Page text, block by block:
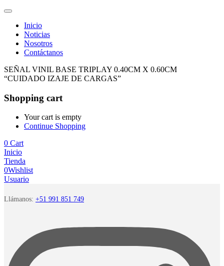
Inicio
Noticias
Nosotros
Contáctanos
SEÑAL VINIL BASE TRIPLAY 0.40CM X 0.60CM
“CUIDADO IZAJE DE CARGAS”
Shopping cart
Your cart is empty
Continue Shopping
0 Cart
Inicio
Tienda
0Wishlist
Usuario
Llámanos: +51 991 851 749